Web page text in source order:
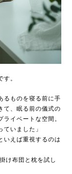
。
るものを寝る前に手
て、眠る前の儀式の
イベートな空間。
いました」
いえば重視するのは
け布団と枕を試し